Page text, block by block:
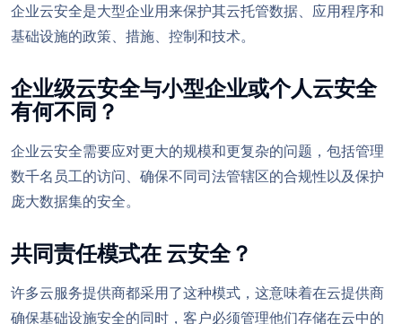
企业云安全是大型企业用来保护其云托管数据、应用程序和
基础设施的政策、措施、控制和技术。
企业级云安全与小型企业或个人云安全
有何不同？
企业云安全需要应对更大的规模和更复杂的问题，包括管理
数千名员工的访问、确保不同司法管辖区的合规性以及保护
庞大数据集的安全。
共同责任模式在 云安全？
许多云服务提供商都采用了这种模式，这意味着在云提供商
确保基础设施安全的同时，客户必须管理他们存储在云中的